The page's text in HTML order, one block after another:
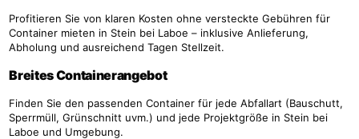
Profitieren Sie von klaren Kosten ohne versteckte Gebühren für
Container mieten in Stein bei Laboe – inklusive Anlieferung,
Abholung und ausreichend Tagen Stellzeit.
Breites Containerangebot
Finden Sie den passenden Container für jede Abfallart (Bauschutt,
Sperrmüll, Grünschnitt uvm.) und jede Projektgröße in Stein bei
Laboe und Umgebung.